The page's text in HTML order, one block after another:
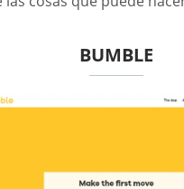
BUMBLE